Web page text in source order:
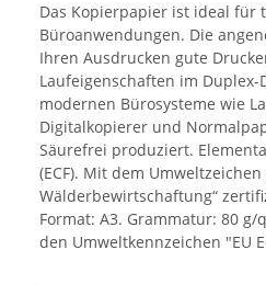
Das Kopierpapier ist ideal für
Büroanwendungen. Die
Ihren Ausdrucken gute
Laufeigenschaften im
modernen Bürosysteme wie
Digitalkopierer und
Säurefrei produziert.
(ECF). Mit dem
Wälderbewirtschaftung“
Format: A3. Grammatur: 80 g/
den Umweltkennzeichen "EU